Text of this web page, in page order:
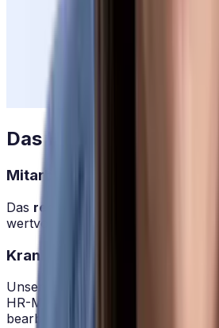
Das HR Tool, das
Mitarbeiter mit
Das reduziert Nachfragen
wertvolle Zeit für die wirkliche
Krank? HRlab kümmert sich.
Unsere
HR-Manager, sobald sie von den
bearbeitet in HRlab eingeht.